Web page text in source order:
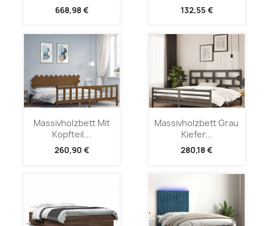
668,98 € 132,55 €
Massivholzbett Mit
Kopfteil...
260,90 €
Massivholzbett Grau
Kiefer...
280,18 €